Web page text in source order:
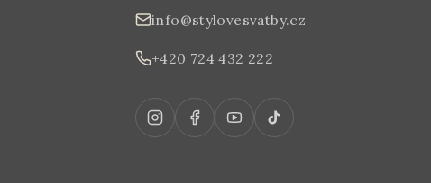
info@stylovesvatby.cz
+420 724 432 222